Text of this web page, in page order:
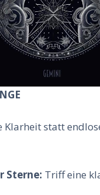
Klarheit statt
Sterne: Triff eine